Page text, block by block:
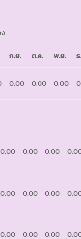
ก.ย. ต.ค. พ.ย. ธ
0.00 0.00 0.00
0.00 0.00 0.00
0.00 0.00 0.00
0.00 0.00 0.00